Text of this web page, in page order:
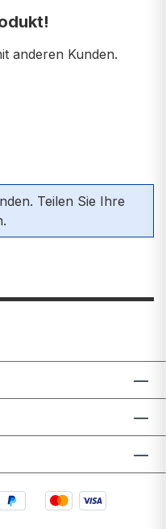
anderen Kunden.
0 von 5 Sternen
Teilen Sie Ihre